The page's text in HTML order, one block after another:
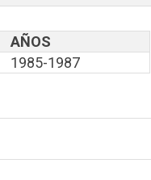
AÑOS
1985-1987